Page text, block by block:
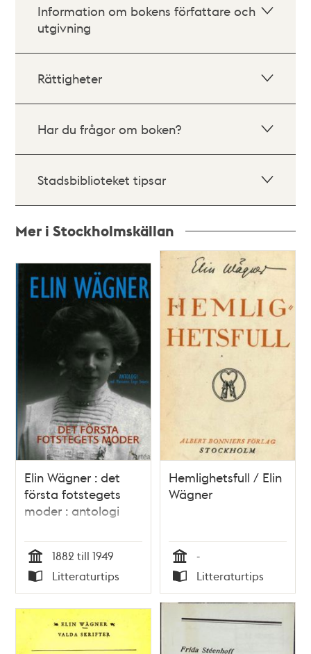
Information om bokens författare och
utgivning
Rättigheter
Har du frågor om boken?
Stadsbiblioteket tipsar
Mer i Stockholmskällan
poster
och
Elin Wägner : det
första fotstegets
moder : antologi
Tid
1882 till 1949
Typ
Litteraturtips
Hemlighetsfull / Elin
Wägner
Tid
-
Typ
Litteraturtips